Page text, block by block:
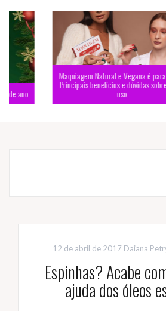
Maquiagem Natural e Vegana é para você?
Principais benefícios e dúvidas sobre o seu
12 de abril de 2017 Daiana
Espinhas? Acabe
ajuda dos óleos